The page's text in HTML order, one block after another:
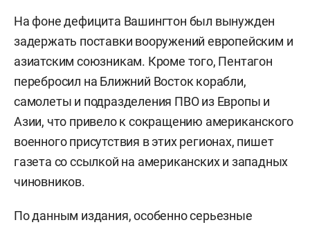
На фоне дефицита Вашингтон был вынужден
задержать поставки вооружений европейским и
азиатским союзникам. Кроме того, Пентагон
перебросил на Ближний Восток корабли,
самолеты и подразделения ПВО из Европы и
Азии, что привело к сокращению американского
военного присутствия в этих регионах, пишет
газета со ссылкой на американских и западных
чиновников.
По данным издания, особенно серьезные